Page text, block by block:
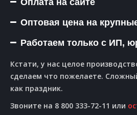
Оплата на сайте
Оптовая цена на
Работаем только с ИП,
Кстати, у нас целое
сделаем что пожелаете.
как праздник.
Звоните на 8 800 333-72-11 или